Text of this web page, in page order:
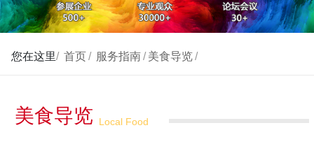
您在这里/ 首页 / 服务指南 / 美食导览 /
美食导览 Local Food